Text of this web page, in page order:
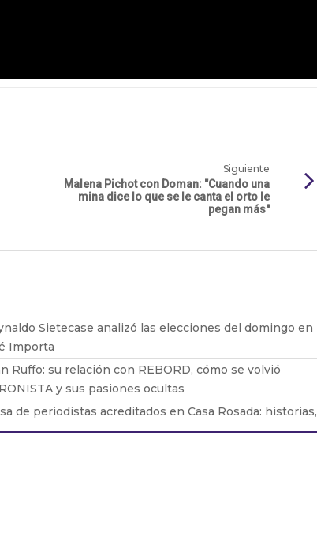
Siguiente
Malena Pichot con Doman: "Cuando una
mina dice lo que se le canta el orto le
pegan más"
Sietecase analizó las elecciones del domingo en
Importa
Ruffo: su relación con REBORD, cómo se volvió
y sus pasiones ocultas
de periodistas acreditados en Casa Rosada: historias,
de Milei, Adorni y mucho más